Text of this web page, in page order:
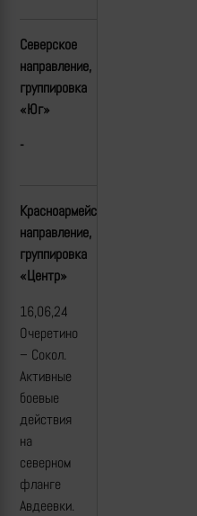
Северское
направление,
группировка
«Юг»
-
Красноармейское(Покровское)
направление,
группировка
«Центр»
16,06,24
Очеретино
– Сокол.
Активные
боевые
действия
на
северном
фланге
Авдеевки.